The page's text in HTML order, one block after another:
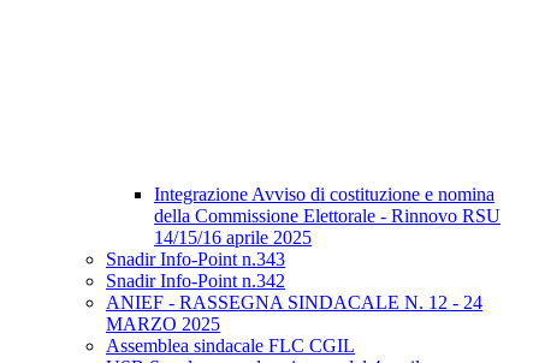
Integrazione Avviso di costituzione e nomina
della Commissione Elettorale - Rinnovo RSU
14/15/16 aprile 2025
Snadir Info-Point n.343
Snadir Info-Point n.342
ANIEF - RASSEGNA SINDACALE N. 12 - 24
MARZO 2025
Assemblea sindacale FLC CGIL